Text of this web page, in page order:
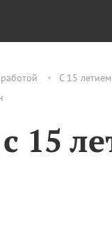
С 15 летием
15